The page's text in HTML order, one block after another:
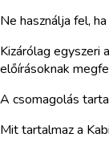
Ne használja fel,
Kizárólag egyszeri
előírásoknak
A csomagolás
Mit tartalmaz a